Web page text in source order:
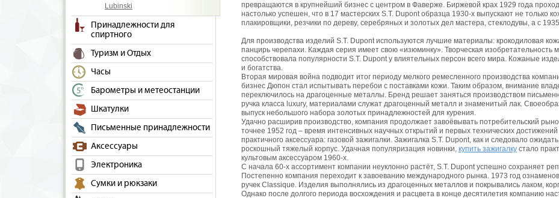
Lubinski
Принадлежности для
спиртного
Туризм и Отдых
Часы
Барометры и метеостанции
Шкатулки
Письменные принадлежности
Аксессуары
Электроника
Сумки и рюкзаки
превращаются в крупнейший бизнес с центром в Фаверже. Биржевой крах 1929 года
настолько успешен, что в 17 мастерских S.T. Dupont образца 1930-х выпускают не только
плакировщики, резчики по дереву, серебряных и золотых дел мастера, стеклодувы, а с
Для производства изделий S.T. Dupont используются лучшие материалы: крокодиловая
панцирь черепахи. Каждая серия имеет свою «изюминку». Творческая изобретательность
способствовала популярности S.T. Dupont у влиятельных персон всего мира. Кожаные
и богатства.
Вторая мировая война подводит итог периоду мелкого ремесленного производства
бизнес Дюпон стал испытывать перебои с поставками кожи. Таким образом, внимание
переключилось на драгоценные металлы. Бренд решает заняться производством
ручка класса luxury, материалами служат драгоценный металл и знаменитый лак.
выпуск небольшого набора золотых принадлежностей для курения.
Удачно расширив производство, компания продолжает завоёвывать потребительский
точнее 1952 год – время интенсивных научных открытий и первых технических
практичного аксессуара: газовой зажигалки. Зажигалка S.T. Dupont, как и следовало
роскошный тяжелый корпус. Удачная популяризация новинки, купить зажигалку стало
культовым аксессуаром 1960-х.
С начала 60-х ассортимент компании неуклонно растёт, S.T. Dupont успешно сохраняет
Постепенно компания переходит к завоеванию международного рынка. 1973 год
ручек Classique. Изделия выполнялись из драгоценных металлов и покрывались лаком,
Однако после долгого периода восхождения и расцвета в конце десятилетия компанию